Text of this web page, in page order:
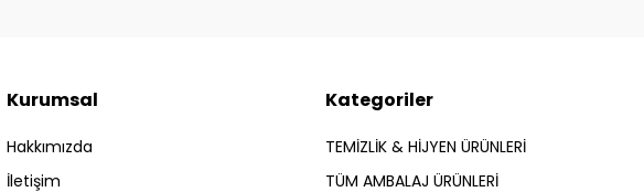
Kurumsal
Hakkımızda
İletişim
Kategoriler
TEMİZLİK & HİJYEN ÜRÜNLERİ
TÜM AMBALAJ ÜRÜNLERİ